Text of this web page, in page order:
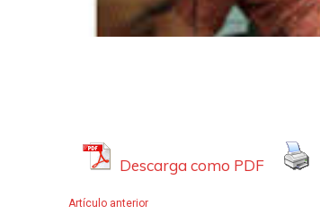
Descarga como PDF
Artículo anterior